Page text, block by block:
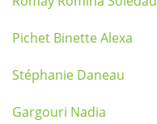
Pichet Binette Alexa
Stéphanie Daneau
Gargouri Nadia